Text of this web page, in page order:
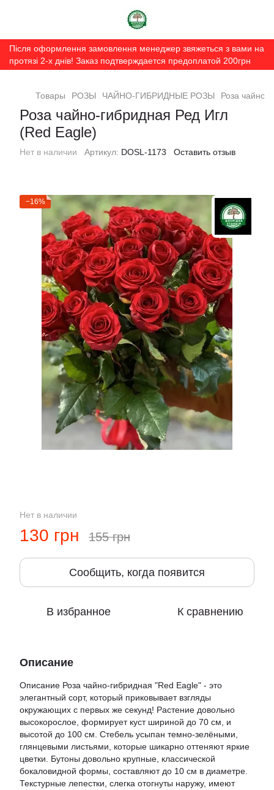
Після оформлення замовлення менеджер звяжеться з вами на
протязі 2-х днів! Заказ подтверждается предоплатой 200грн
Товары РОЗЫ ЧАЙНО-ГИБРИДНЫЕ РОЗЫ Роза чайно-
Роза чайно-гибридная Ред Игл
(Red Eagle)
Нет в наличии Артикул: DOSL-1173 Оставить отзыв
−16%
Нет в наличии
130 грн 155 грн
Сообщить, когда появится
В избранное К сравнению
Описание
Описание Роза чайно-гибридная "Red Eagle" - это
элегантный сорт, который приковывает взгляды
окружающих с первых же секунд! Растение довольно
высокорослое, формирует куст шириной до 70 см, и
высотой до 100 см. Стебель усыпан темно-зелёными,
глянцевыми листьями, которые шикарно оттеняют яркие
цветки. Бутоны довольно крупные, классической
бокаловидной формы, составляют до 10 см в диаметре.
Текстурные лепестки, слегка отогнуты наружу, имеют